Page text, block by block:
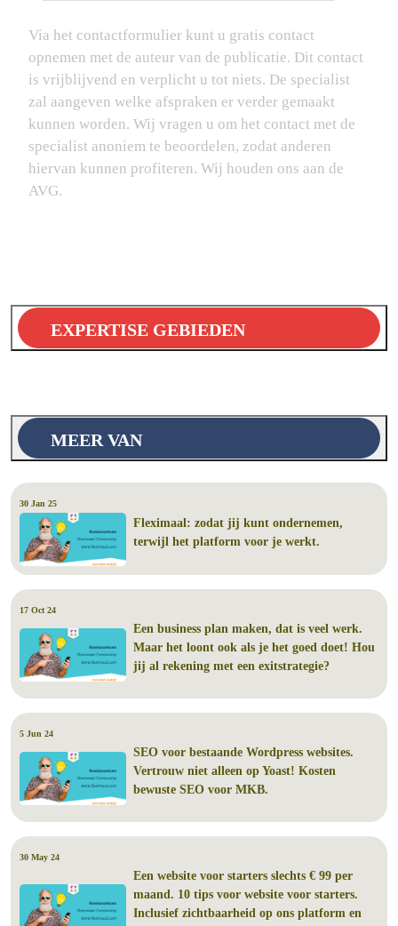
Via het contactformulier kunt u gratis contact
opnemen met de auteur van de publicatie. Dit contact
is vrijblijvend en verplicht u tot niets. De specialist
zal aangeven welke afspraken er verder gemaakt
kunnen worden. Wij vragen u om het contact met de
specialist anoniem te beoordelen, zodat anderen
hiervan kunnen profiteren. Wij houden ons aan de
AVG.
EXPERTISE GEBIEDEN
MEER VAN
30 Jan 25
Fleximaal: zodat jij kunt ondernemen,
terwijl het platform voor je werkt.
17 Oct 24
Een business plan maken, dat is veel werk.
Maar het loont ook als je het goed doet! Hou
jij al rekening met een exitstrategie?
5 Jun 24
SEO voor bestaande Wordpress websites.
Vertrouw niet alleen op Yoast! Kosten
bewuste SEO voor MKB.
30 May 24
Een website voor starters slechts € 99 per
maand. 10 tips voor website voor starters.
Inclusief zichtbaarheid op ons platform en